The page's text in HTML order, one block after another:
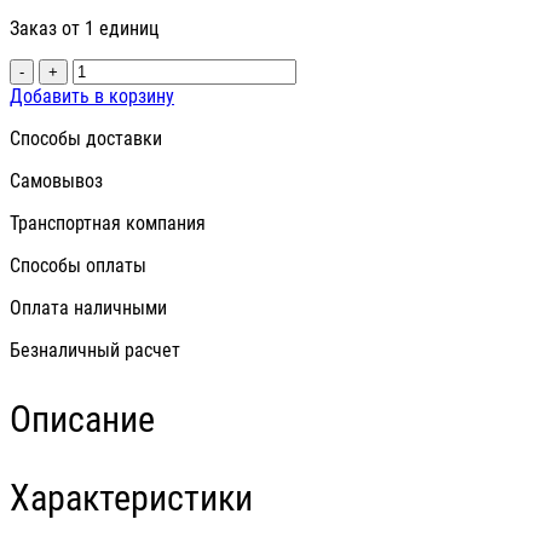
Заказ от 1 единиц
- +
Добавить в корзину
Способы доставки
Самовывоз
Транспортная компания
Способы оплаты
Оплата наличными
Безналичный расчет
Описание
Характеристики